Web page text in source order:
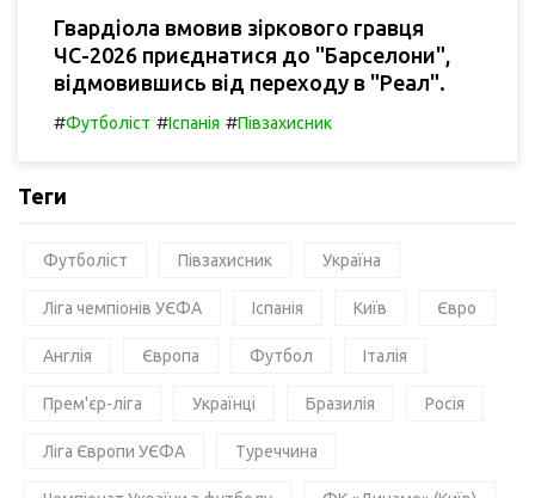
Гвардіола вмовив зіркового гравця
ЧС-2026 приєднатися до "Барселони",
відмовившись від переходу в "Реал".
#Футболіст #Іспанія #Півзахисник
Теги
Футболіст Півзахисник Україна
Ліга чемпіонів УЄФА Іспанія Київ Євро
Англія Європа Футбол Італія
Прем'єр-ліга Українці Бразилія Росія
Ліга Європи УЄФА Туреччина